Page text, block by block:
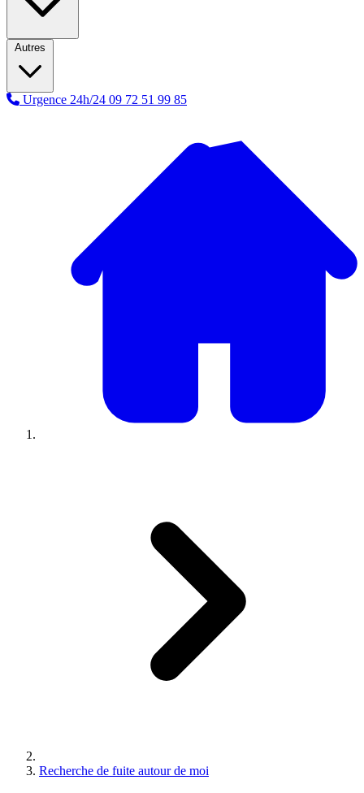
Autres
Urgence 24h/24 09 72 51 99 85
Recherche de fuite autour de moi